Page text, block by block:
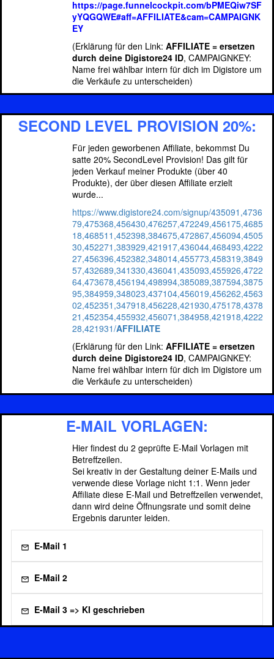
https://page.funnelcockpit.com/bPMEQiw7SF
yYQGQWE#aff=AFFILIATE&cam=CAMPAIGNK
EY
(Erklärung für den Link: AFFILIATE = ersetzen
durch deine Digistore24 ID, CAMPAIGNKEY:
Name frei wählbar intern für dich im Digistore um
die Verkäufe zu unterscheiden)
SECOND LEVEL PROVISION 20%:
Für jeden geworbenen Affiliate, bekommst Du
satte 20% SecondLevel Provision! Das gilt für
jeden Verkauf meiner Produkte (über 40
Produkte), der über diesen Affiliate erzielt
wurde...
https://www.digistore24.com/signup/435091,4736
79,475368,456430,476257,472249,456175,4685
18,468511,452398,384675,472867,456094,4505
30,452271,383929,421917,436044,468493,4222
27,456396,452382,348014,455773,458319,3849
57,432689,341330,436041,435093,455926,4722
64,473678,456194,498994,385089,387594,3875
95,384959,348023,437104,456019,456262,4563
02,452351,347918,456228,421930,475178,4378
21,452354,455932,456071,384958,421918,4222
28,421931/AFFILIATE
(Erklärung für den Link: AFFILIATE = ersetzen
durch deine Digistore24 ID, CAMPAIGNKEY:
Name frei wählbar intern für dich im Digistore um
die Verkäufe zu unterscheiden)
E-MAIL VORLAGEN:
Hier findest du 2 geprüfte E-Mail Vorlagen mit
Betreffzeilen.
Sei kreativ in der Gestaltung deiner E-Mails und
verwende diese Vorlage nicht 1:1. Wenn jeder
Affiliate diese E-Mail und Betreffzeilen verwendet,
dann wird deine Öffnungsrate und somit deine
Ergebnis darunter leiden.
E-Mail 1
E-Mail 2
E-Mail 3 => KI geschrieben
Klicke hier und lasse einfach die KI für Dich